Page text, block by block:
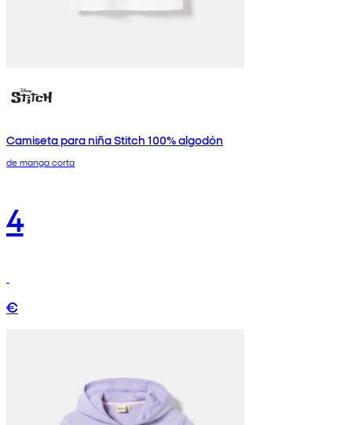
Camiseta para niña Stitch 100% algodón
de manga corta
4
€